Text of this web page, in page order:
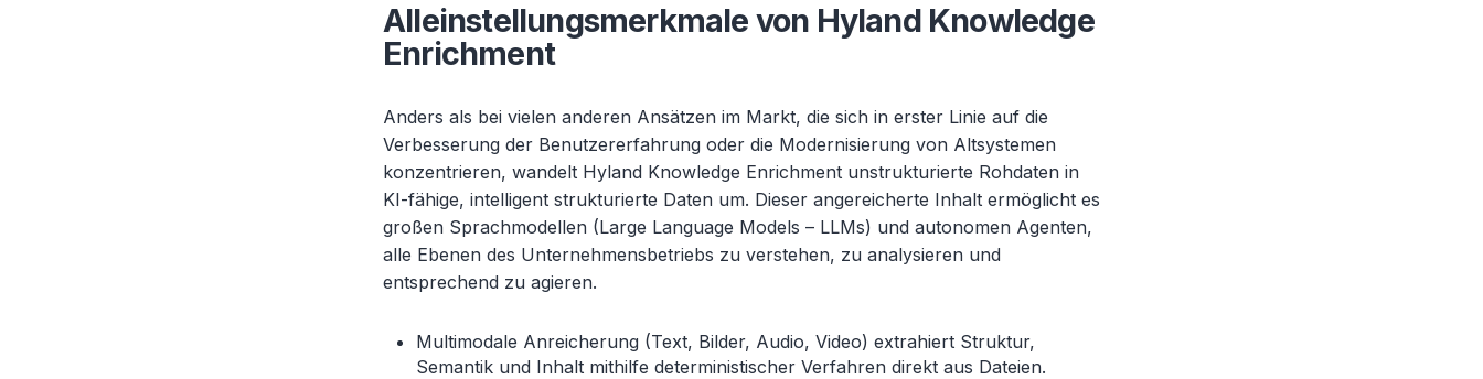
Alleinstellungsmerkmale von Hyland Knowledge
Enrichment
Anders als bei vielen anderen Ansätzen im Markt, die sich in erster Linie auf die
Verbesserung der Benutzererfahrung oder die Modernisierung von Altsystemen
konzentrieren, wandelt Hyland Knowledge Enrichment unstrukturierte Rohdaten in
KI-fähige, intelligent strukturierte Daten um. Dieser angereicherte Inhalt ermöglicht es
großen Sprachmodellen (Large Language Models – LLMs) und autonomen Agenten,
alle Ebenen des Unternehmensbetriebs zu verstehen, zu analysieren und
entsprechend zu agieren.
Multimodale Anreicherung (Text, Bilder, Audio, Video) extrahiert Struktur,
Semantik und Inhalt mithilfe deterministischer Verfahren direkt aus Dateien.